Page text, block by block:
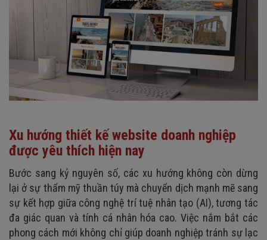
Xu hướng thiết kế website doanh nghiệp
được yêu thích hiện nay
Bước sang kỷ nguyên số, các xu hướng không còn dừng
lại ở sự thẩm mỹ thuần túy mà chuyển dịch mạnh mẽ sang
sự kết hợp giữa công nghệ trí tuệ nhân tạo (AI), tương tác
đa giác quan và tính cá nhân hóa cao. Việc nắm bắt các
phong cách mới không chỉ giúp doanh nghiệp tránh sự lạc